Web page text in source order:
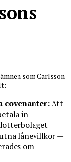
som Carlsson
covenanter:Att
in
lånevillkor —
om —